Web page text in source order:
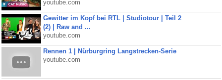
youtube.com
Gewitter im Kopf bei RTL | Studiotour | Teil 2
(2) | Raw and ...
youtube.com
Rennen 1 | Nürburgring Langstrecken-Serie
youtube.com